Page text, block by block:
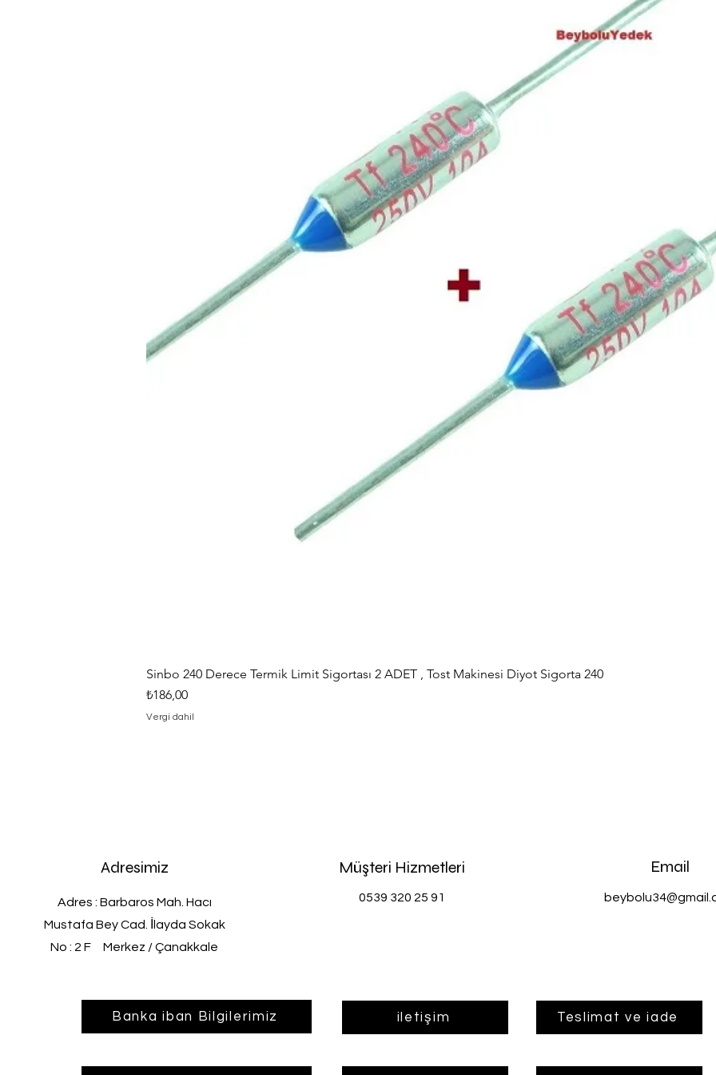
Hızlı Bakış
Sinbo 240 Derece Termik Limit Sigortası 2 ADET , Tost Makinesi Diyot Sigorta 240
Fiyat
₺186,00
Vergi dahil
Adresimiz
Adres : Barbaros Mah. Hacı
Mustafa Bey Cad. İlayda Sokak
No : 2 F Merkez / Çanakkale
Müşteri Hizmetleri
0539 320 25 91
Email
iletişim Teslimat ve iade
Banka iban Bilgilerimiz